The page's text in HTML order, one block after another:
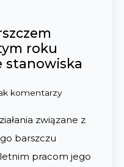
roku
stanowiska
komentarzy
związane z
barszczu
pracom jego